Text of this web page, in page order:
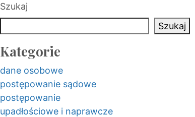
Szukaj
Szukaj
Kategorie
dane osobowe
postępowanie sądowe
postępowanie
upadłościowe i naprawcze